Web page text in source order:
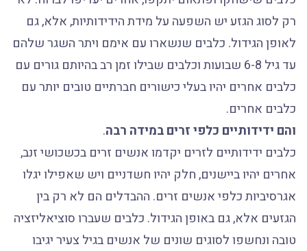
רק לסוג הגזע יש השפעה על מידת הידידותיות, אלא, גם
לאופן הגידול. כלבים שנשארו עם אימם ויתר השגר שלהם
עד גיל 6-8 שבועות וכלבים שבילו זמן רב בהיותם גורים עם
כלבים אחרים יהיו בעלי כישורים חברתיים טובים יותר עם
כלבים אחרים.
והם ידידותיים כלפי זרים במידה רבה.
כלבים ידידותיים לזרים יקדמו אנשים זרים בכשכושי זנב,
אחרים יהיו ביישנים, חלק יהיו חשדניים ויש שאפילו יגלו
אגרסיביות כלפי אנשים זרים. ההבדלים הם לא רק בין
הגזעים אלא, גם באופן הגידול. כלבים שעברו סוציאליזציה
טובה ונחשפו לסוגים שונים של אנשים בגיל צעיר יגיבו